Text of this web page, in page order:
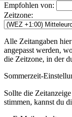
Empfohlen von:
Zeitzone:
Alle Zeitangaben
angepasst werden,
die Zeitzone, in der
Sommerzeit-
Sollte die
stimmen, kannst du